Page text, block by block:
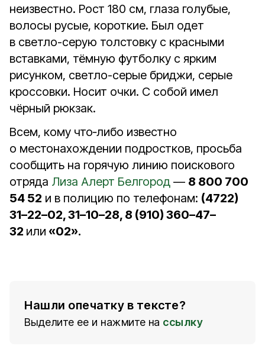
неизвестно. Рост 180 см, глаза голубые,
волосы русые, короткие. Был одет
в светло-серую толстовку с красными
вставками, тёмную футболку с ярким
рисунком, светло-серые бриджи, серые
кроссовки. Носит очки. С собой имел
чёрный рюкзак.
Всем, кому что‑либо известно
о местонахождении подростков, просьба
сообщить на горячую линию поискового
отряда Лиза Алерт Белгород — 8 800 700
54 52 и в полицию по телефонам: (4722)
31–22–02, 31–10–28, 8 (910) 360–47–
32 или «02».
Нашли опечатку в тексте?
Выделите ее и нажмите на ссылку